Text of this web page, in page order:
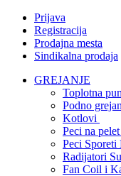
Prijava
Registracija
Prodajna mesta
Sindikalna prodaja
GREJANJE
Toplotna
Podno
Kotlovi
Peci na pelet
Peci Sporeti
Radijatori
Fan Coil i